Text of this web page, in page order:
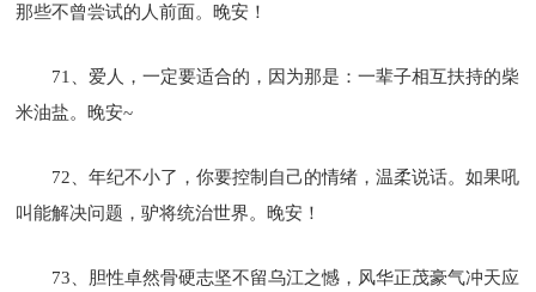
那些不曾尝试的人前面。晚安！
71、爱人，一定要适合的，因为那是：一辈子相互扶持的柴
米油盐。晚安~
72、年纪不小了，你要控制自己的情绪，温柔说话。如果吼
叫能解决问题，驴将统治世界。晚安！
73、胆性卓然骨硬志坚不留乌江之憾，风华正茂豪气冲天应